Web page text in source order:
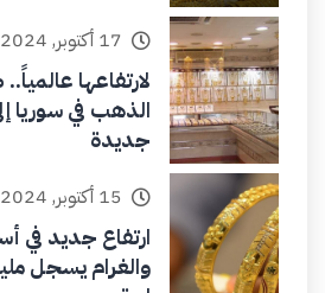
17 أكتوبر, 2024 - 02:40 م
لارتفاعها
الذهب في سوريا
جديدة
15 أكتوبر, 2024 - 11:45 ص
ارتفاع جديد في